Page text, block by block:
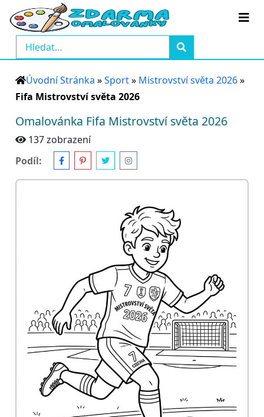
Úvodní Stránka »Sport» Mistrovství světa 2026»
Fifa Mistrovství světa 2026
Omalovánka Fifa Mistrovství světa 2026
137 zobrazení
Podíl: